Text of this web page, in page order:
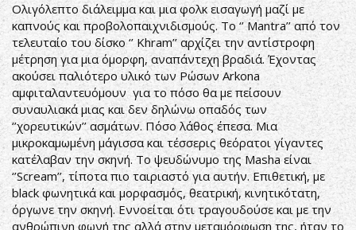
Ολιγόλεπτο διάλειμμα και μια φολκ εισαγωγή μαζί με
καπνούς και προβολοπαιχνιδισμούς. To ‘’ Mantra’’ από τον
τελευταίο του δίσκο ‘’ Khram’’ αρχίζει την αντίστροφη
μέτρηση για μια όμορφη, αναπάντεχη βραδιά. Έχοντας
ακούσει παλιότερο υλικό των Ρώσων Arkona
αμφιταλαντευόμουν για το πόσο θα με πείσουν
συναυλιακά μιας και δεν δηλώνω οπαδός των
‘’χορευτικών’’ ασμάτων. Πόσο λάθος έπεσα. Μια
μικροκαμωμένη μάγισσα και τέσσερις θεόρατοι γίγαντες
κατέλαβαν την σκηνή. Το ψευδώνυμο της Masha είναι
‘’Scream’’, τίποτα πιο ταιριαστό για αυτήν. Επιθετική, με
black φωνητικά και μορφασμός, θεατρική, κινητικότατη,
όργωνε την σκηνή. Εννοείται ότι τραγουδούσε και με την
ανθρώπινη φωνή της αλλά στην μεταμόρφωση της, ήταν το